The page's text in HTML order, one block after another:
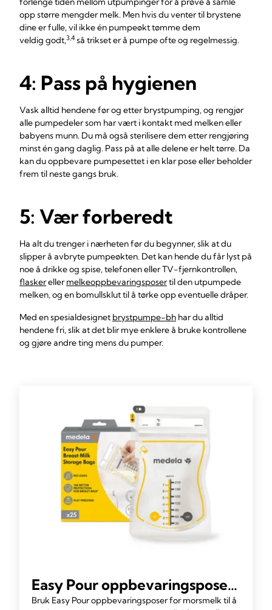
opp større mengder melk. Men hvis du venter til brystene
dine er fulle, vil ikke én pumpeøkt tømme dem
veldig godt,3,4 så trikset er å pumpe ofte og regelmessig.
4: Pass på hygienen
Vask alltid hendene før og etter brystpumping, og rengjør
alle pumpedeler som har vært i kontakt med melken eller
babyens munn. Du må også sterilisere dem etter rengjøring
minst én gang daglig. Pass på at alle delene er helt tørre. Da
kan du oppbevare pumpesettet i en klar pose eller beholder
frem til neste gangs bruk.
5: Vær forberedt
Ha alt du trenger i nærheten før du begynner, slik at du
slipper å avbryte pumpeøkten. Det kan hende du får lyst på
noe å drikke og spise, telefonen eller TV-fjernkontrollen,
flaskerellermelkeoppbevaringsposertil den utpumpede
melken, og en bomullsklut til å tørke opp eventuelle dråper.
Med en spesialdesignet brystpumpe-bh har du alltid
hendene fri, slik at det blir mye enklere å bruke kontrollene
og gjøre andre ting mens du pumper.
Easy Pour oppbevaringsposer
for brystmelk
Bruk Easy Pour oppbevaringsposer for morsmelk til å